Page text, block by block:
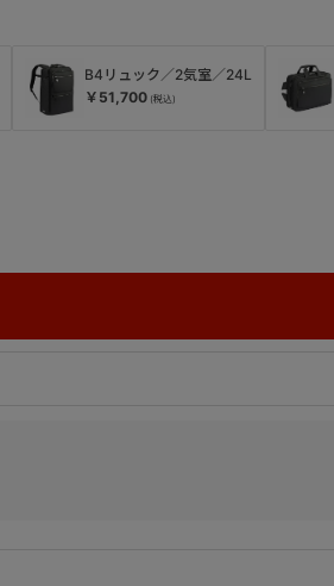
B4リュック／2気室／24L
￥51,700